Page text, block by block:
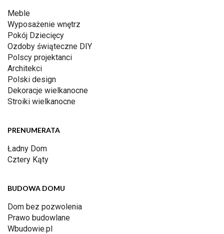
Meble
Wyposażenie wnętrz
Pokój Dziecięcy
Ozdoby świąteczne DIY
Polscy projektanci
Architekci
Polski design
Dekoracje wielkanocne
Stroiki wielkanocne
PRENUMERATA
Ładny Dom
Cztery Kąty
BUDOWA DOMU
Dom bez pozwolenia
Prawo budowlane
Wbudowie.pl